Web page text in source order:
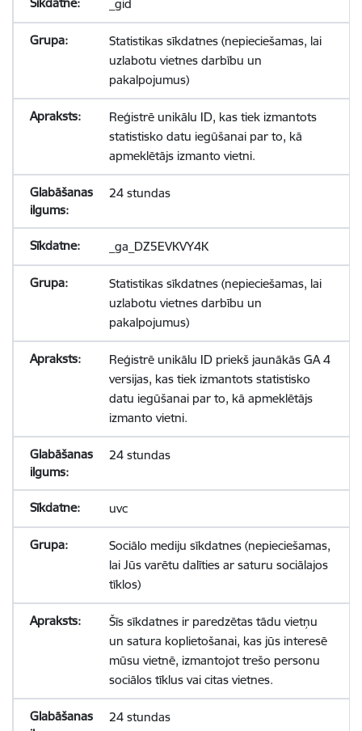
_gid
Statistikas sīkdatnes (nepieciešamas, lai
uzlabotu vietnes darbību un
pakalpojumus)
Reģistrē unikālu ID, kas tiek izmantots
statistisko datu iegūšanai par to, kā
apmeklētājs izmanto vietni.
24 stundas
_ga_DZ5EVKVY4K
Statistikas sīkdatnes (nepieciešamas, lai
uzlabotu vietnes darbību un
pakalpojumus)
Reģistrē unikālu ID priekš jaunākās GA 4
versijas, kas tiek izmantots statistisko
datu iegūšanai par to, kā apmeklētājs
izmanto vietni.
24 stundas
uvc
Sociālo mediju sīkdatnes (nepieciešamas,
lai Jūs varētu dalīties ar saturu sociālajos
tīklos)
Šīs sīkdatnes ir paredzētas tādu vietņu
un satura koplietošanai, kas jūs interesē
mūsu vietnē, izmantojot trešo personu
sociālos tīklus vai citas vietnes.
24 stundas